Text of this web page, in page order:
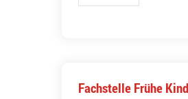
Fachstelle Frühe